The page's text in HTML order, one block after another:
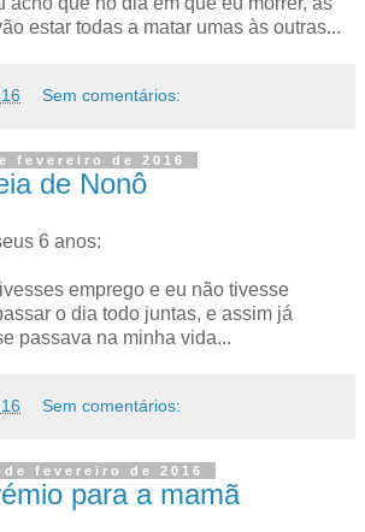
estar todas a matar umas às outras...
Sem comentários:
fevereiro de 2016
de Nonô
6 anos:
emprego e eu não tivesse
o dia todo juntas, e assim já
passava na minha vida...
Sem comentários:
fevereiro de 2016
para a mamã